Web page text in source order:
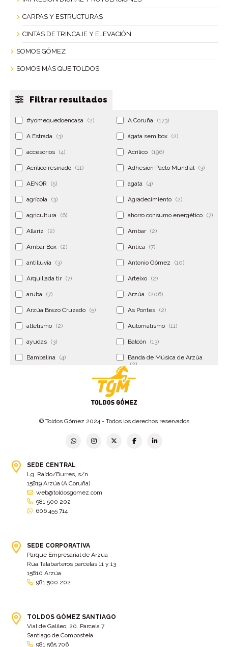
CARPAS Y ESTRUCTURAS
CINTAS DE TRINCAJE Y ELEVACIÓN
SOMOS GÓMEZ
SOMOS MÁS QUE TOLDOS
Filtrar resultados
#yomequedoencasa (2) A Coruña (173)
A Estrada (3) ágata semibox (2)
accesorios (4) Acrilico (196)
Acrilico resinado (11) Adhesion Pacto Mundial (3)
AENOR (5) agata (4)
agrícola (3) Agradecimiento (2)
agricultura (6) ahorro consumo energético (7)
Allariz (2) Ambar (2)
Ambar Box (2) Antica (7)
antilluvia (3) Antonio Gómez (10)
Arquillada tir (7) Arteixo (2)
aruba (7) Arzúa (206)
Arzúa Brazo Cruzado (5) As Pontes (2)
atletismo (2) Automatismo (11)
ayudas (3) Balcón (13)
Bambalina (4)
Banda de Música de Arzúa
(2)
Banderolas
Betanzos
bolsa cac (3)
bolsa ct (3)
Bolsas de elevación
Cafe-bar Nova Xeira (2)
cambio (5)
camión (17)
camion botellero
© Toldos Gómez 2024 - Todos los derechos reservados
SEDE CENTRAL
Lg. Raído/Burres, s/n
15819 Arzúa (A Coruña)
web@toldosgomez.com
981 500 202
606 455 714
SEDE CORPORATIVA
Parque Empresarial de Arzúa
Rúa Talabarteros parcelas 11 y 13
15810 Arzúa
981 500 202
TOLDOS GÓMEZ SANTIAGO
Vial de Galileo, 20. Parcela 7
Santiago de Compostela
981 565 706